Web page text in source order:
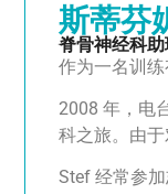
斯蒂芬
脊骨神经科助
作为一名训
2008 年，电
科之旅。由
Stef 经常参